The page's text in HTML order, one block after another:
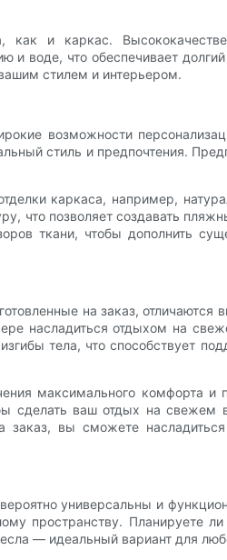
и каркас.
и воде, что обеспечивает
стилем и интерьером.
возможности
стиль и предпочтения.
каркаса, например,
что позволяет создавать
ткани, чтобы дополнить
на заказ,
насладиться отдыхом на
тела, что способствует
максимального комфорта
сделать ваш отдых на
вы сможете
универсальны и
пространству. Планируете
— идеальный вариант для